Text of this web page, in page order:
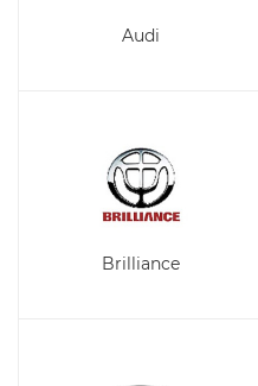
Audi
Brilliance